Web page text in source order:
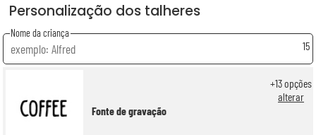
Personalização dos talheres
Nome da criança
15
Fonte de gravação
+13opções
alterar